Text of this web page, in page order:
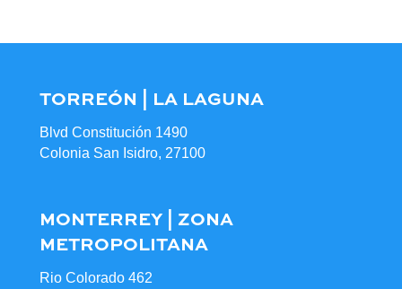
TORREÓN | LA LAGUNA
Blvd Constitución 1490
Colonia San Isidro, 27100
MONTERREY | ZONA
METROPOLITANA
Rio Colorado 462